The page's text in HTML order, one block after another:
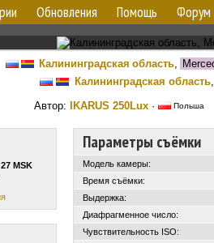
Обновления Помощь Форум
Калининградская область,
Калининградская область
Автор:
IKARUS 250Lux· Польша
MSK
Параметры съёмки
Модель камеры:
Время съёмки:
Выдержка:
Диафрагменное число:
Чувствительность ISO: